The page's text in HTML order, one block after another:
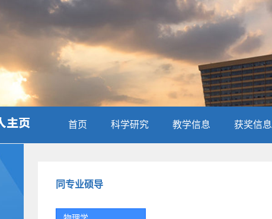
首页 科学研究 教学信息 获奖信息
同专业硕导